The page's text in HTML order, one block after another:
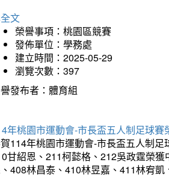
文
榮譽事項：桃園區競賽
發佈單位：學務處
建立時間：2025-05-29
瀏覽次數：397
發布者：體育組
年桃園市運動會-市長盃五人制足球
114年桃園市運動會-市長盃五人制
甘紹恩、211柯懿格、212吳政霆榮
408林昌泰、410林昱嘉、411林宥